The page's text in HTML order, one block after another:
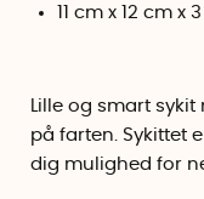
11 cm x 12 cm x
Lille og smart
på farten. Sykittet
dig mulighed for